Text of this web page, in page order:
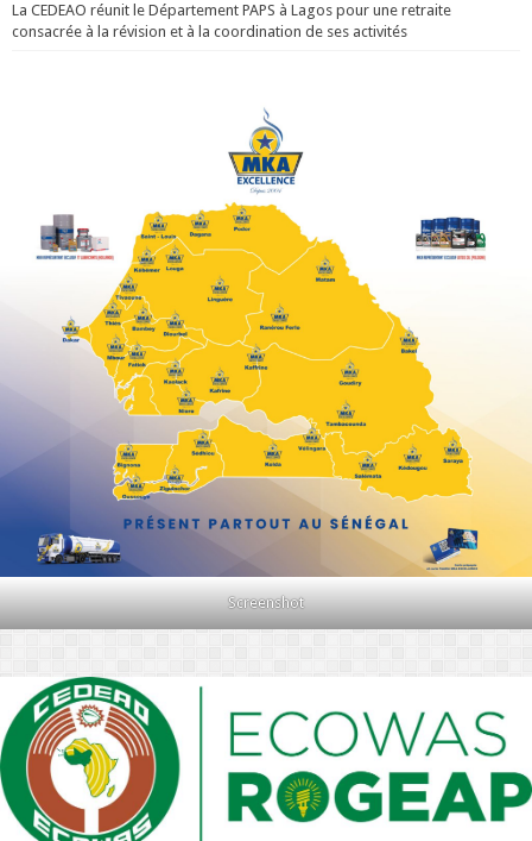
La CEDEAO réunit le Département PAPS à Lagos pour une retraite
consacrée à la révision et à la coordination de ses activités
Screenshot